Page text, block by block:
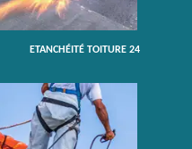
ETANCHÉITÉ TOITURE 24